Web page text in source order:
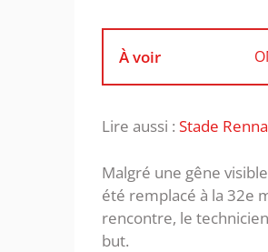
À voir
Lire aussi : Stade
Malgré une gêne
été remplacé à la 32e
rencontre, le
but.